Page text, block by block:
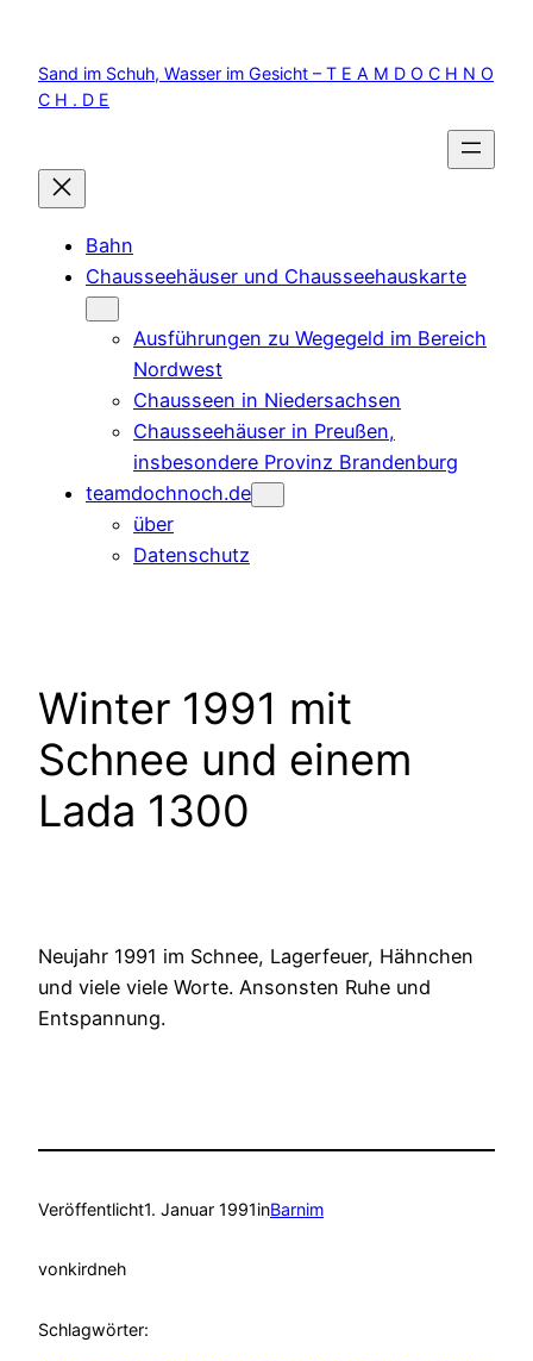
springen
Sand im Schuh, Wasser im Gesicht – T E A M D O C H N O
C H . D E
Bahn
Chausseehäuser und Chausseehauskarte
Ausführungen zu Wegegeld im Bereich
Nordwest
Chausseen in Niedersachsen
Chausseehäuser in Preußen,
insbesondere Provinz Brandenburg
teamdochnoch.de
über
Datenschutz
Winter 1991 mit
Schnee und einem
Lada 1300
Neujahr 1991 im Schnee, Lagerfeuer, Hähnchen
und viele viele Worte. Ansonsten Ruhe und
Entspannung.
Veröffentlicht1. Januar 1991inBarnim
vonkirdneh
Schlagwörter: